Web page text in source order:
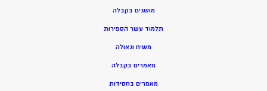
מושגים בקבלה
תלמוד עשר הספירות
משיח וגאולה
מאמרים בקבלה
מאמרים בחסידות